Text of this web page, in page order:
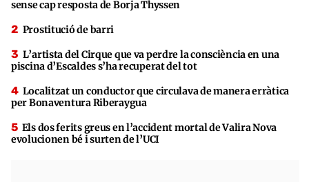
sense cap resposta de Borja Thyssen
Prostitució de barri
L’artista del Cirque que va perdre la consciència en una
piscina d’Escaldes s’ha recuperat del tot
Localitzat un conductor que circulava de manera erràtica
per Bonaventura Riberaygua
Els dos ferits greus en l’accident mortal de Valira Nova
evolucionen bé i surten de l’UCI